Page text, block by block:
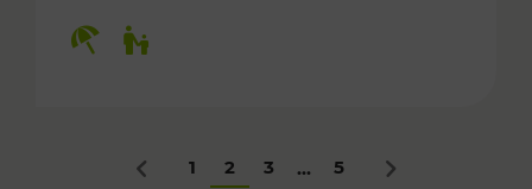
Zurück
1 2 3 ... 5 Nächstes